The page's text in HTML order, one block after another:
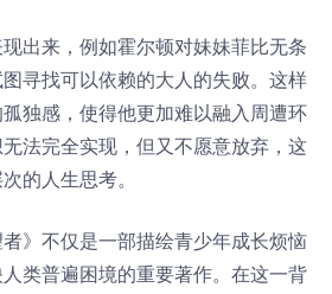
出来，例如霍尔顿对妹妹菲比无条
寻找可以依赖的大人的失败。这样
独感，使得他更加难以融入周遭环
法完全实现，但又不愿意放弃，这
的人生思考。
》不仅是一部描绘青少年成长烦恼
类普遍困境的重要著作。在这一背